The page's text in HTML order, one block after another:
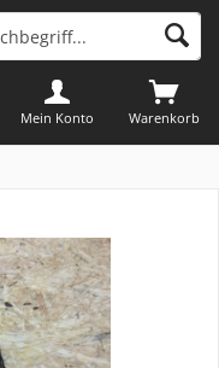
Warenkorb
Mein Konto